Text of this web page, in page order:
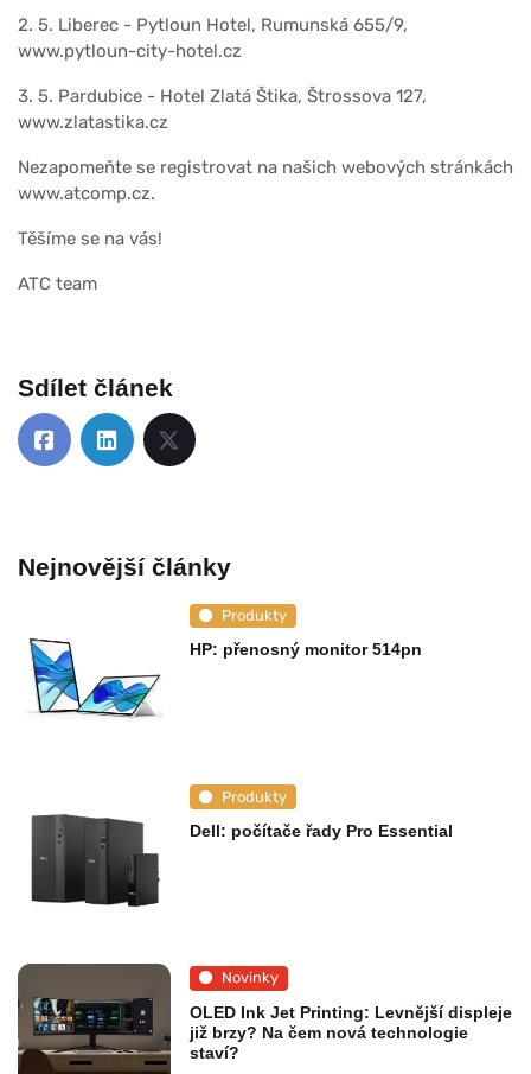
2. 5. Liberec - Pytloun Hotel, Rumunská 655/9,
www.pytloun-city-hotel.cz
3. 5. Pardubice - Hotel Zlatá Štika, Štrossova 127,
www.zlatastika.cz
Nezapomeňte se registrovat na našich webových stránkách
www.atcomp.cz.
Těšíme se na vás!
ATC team
Sdílet článek
Nejnovější články
Produkty
HP: přenosný monitor 514pn
Produkty
Dell: počítače řady Pro Essential
Novinky
OLED Ink Jet Printing: Levnější displeje
již brzy? Na čem nová technologie
staví?